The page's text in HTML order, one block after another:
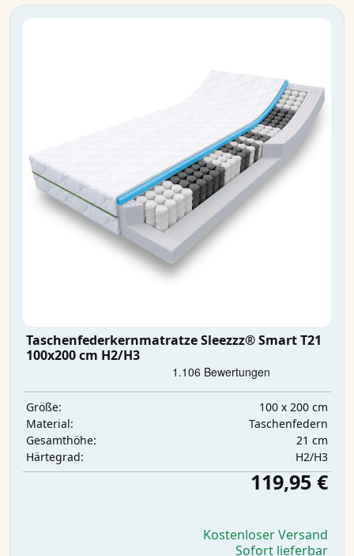
Taschenfederkernmatratze Sleezzz® Smart T21
100x200 cm H2/H3
Größe:
100 x 200 cm
Material:
Taschenfedern
Gesamthöhe:
21 cm
Härtegrad:
H2/H3
119,95 €
Kostenloser Versand
Sofort lieferbar